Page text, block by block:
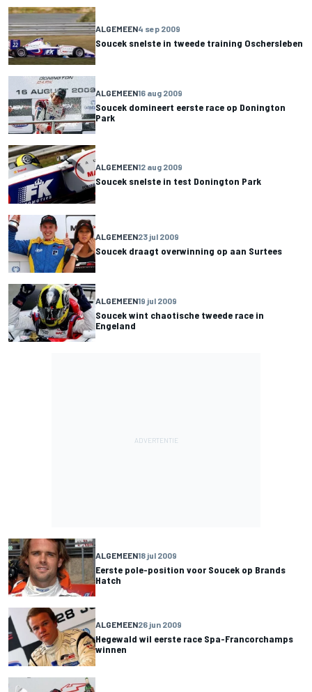
ALGEMEEN4 sep 2009
Soucek snelste in tweede training Oschersleben
ALGEMEEN16 aug 2009
Soucek domineert eerste race op Donington
Park
ALGEMEEN12 aug 2009
Soucek snelste in test Donington Park
ALGEMEEN23 jul 2009
Soucek draagt overwinning op aan Surtees
ALGEMEEN19 jul 2009
Soucek wint chaotische tweede race in
Engeland
ALGEMEEN18 jul 2009
Eerste pole-position voor Soucek op Brands
Hatch
ALGEMEEN26 jun 2009
Hegewald wil eerste race Spa-Francorchamps
winnen